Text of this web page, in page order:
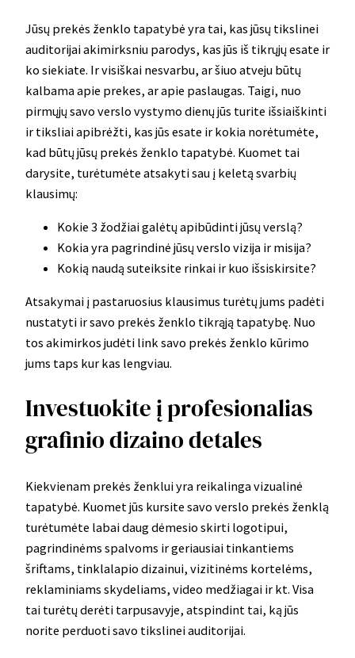
Jūsų prekės ženklo tapatybė yra tai, kas jūsų tikslinei
auditorijai akimirksniu parodys, kas jūs iš tikrųjų esate ir
ko siekiate. Ir visiškai nesvarbu, ar šiuo atveju būtų
kalbama apie prekes, ar apie paslaugas. Taigi, nuo
pirmųjų savo verslo vystymo dienų jūs turite išsiaiškinti
ir tiksliai apibrėžti, kas jūs esate ir kokia norėtumėte,
kad būtų jūsų prekės ženklo tapatybė. Kuomet tai
darysite, turėtumėte atsakyti sau į keletą svarbių
klausimų:
Kokie 3 žodžiai galėtų apibūdinti jūsų verslą?
Kokia yra pagrindinė jūsų verslo vizija ir misija?
Kokią naudą suteiksite rinkai ir kuo išsiskirsite?
Atsakymai į pastaruosius klausimus turėtų jums padėti
nustatyti ir savo prekės ženklo tikrąją tapatybę. Nuo
tos akimirkos judėti link savo prekės ženklo kūrimo
jums taps kur kas lengviau.
Investuokite į profesionalias
grafinio dizaino detales
Kiekvienam prekės ženklui yra reikalinga vizualinė
tapatybė. Kuomet jūs kursite savo verslo prekės ženklą
turėtumėte labai daug dėmesio skirti logotipui,
pagrindinėms spalvoms ir geriausiai tinkantiems
šriftams, tinklalapio dizainui, vizitinėms kortelėms,
reklaminiams skydeliams, video medžiagai ir kt. Visa
tai turėtų derėti tarpusavyje, atspindint tai, ką jūs
norite perduoti savo tikslinei auditorijai.